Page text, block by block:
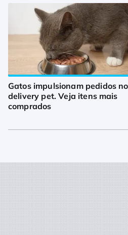
Gatos impulsionam pedidos no
delivery pet. Veja itens mais
comprados